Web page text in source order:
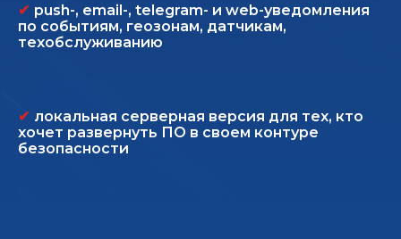
✔ push-, email-, telegram- и web-уведомления
по событиям, геозонам, датчикам,
техобслуживанию
✔ локальная серверная версия для тех, кто
хочет развернуть ПО в своем контуре
безопасности